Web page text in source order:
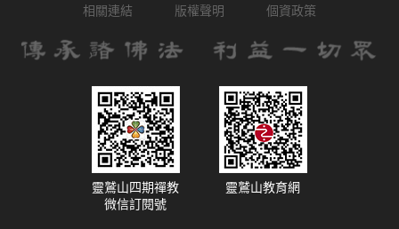
相關連結
版權聲明 個資政策
靈鷲山四期禪教
微信訂閱號
靈鷲山教育網